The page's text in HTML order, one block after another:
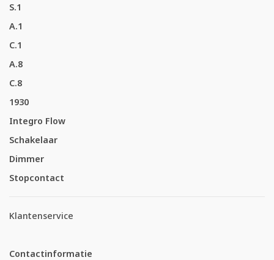
S.1
A.1
C.1
A.8
C.8
1930
Integro Flow
Schakelaar
Dimmer
Stopcontact
Klantenservice
Contactinformatie